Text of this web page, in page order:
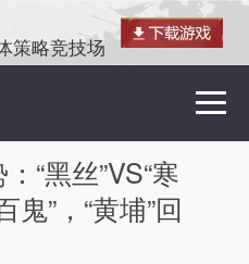
策略竞技场
“黑丝”VS“寒
鬼”，“黄埔”回